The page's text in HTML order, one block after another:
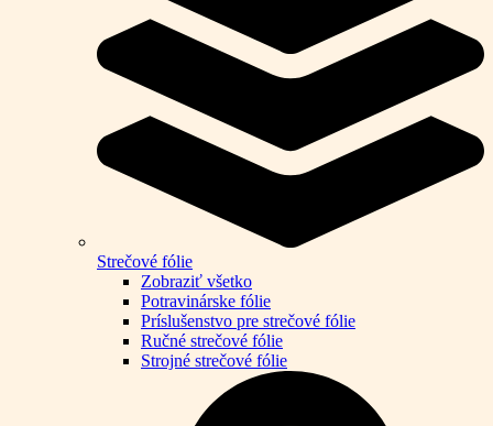
Strečové fólie
Zobraziť všetko
Potravinárske fólie
Príslušenstvo pre strečové fólie
Ručné strečové fólie
Strojné strečové fólie